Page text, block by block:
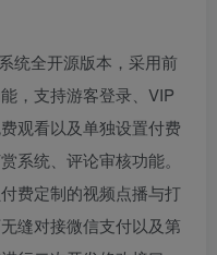
统全开源版本，采用前
，支持游客登录、VIP
观看以及单独设置付费
系统、评论审核功能。
费定制的视频点播与打
缝对接微信支付以及第